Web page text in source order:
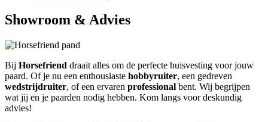
Showroom & Advies
Bij Horsefriend draait alles om de perfecte huisvesting voor jouw
paard. Of je nu een enthousiaste hobbyruiter, een gedreven
wedstrijdruiter, of een ervaren professional bent. Wij begrijpen
wat jij en je paarden nodig hebben. Kom langs voor deskundig
advies!